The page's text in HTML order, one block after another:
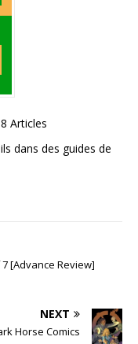
Articles
dans des guides de
[Advance Review]
NEXT
Horse Comics